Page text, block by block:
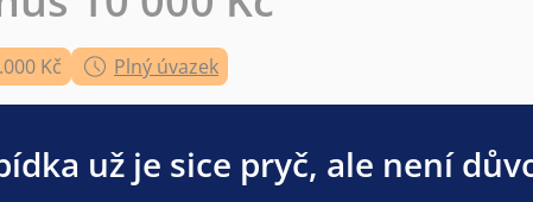
Kč Plný úvazek
už je sice pryč, ale není